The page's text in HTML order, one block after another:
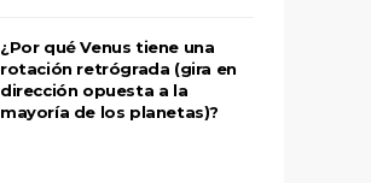
¿Por qué Venus tiene una
rotación retrógrada (gira en
dirección opuesta a la
mayoría de los planetas)?